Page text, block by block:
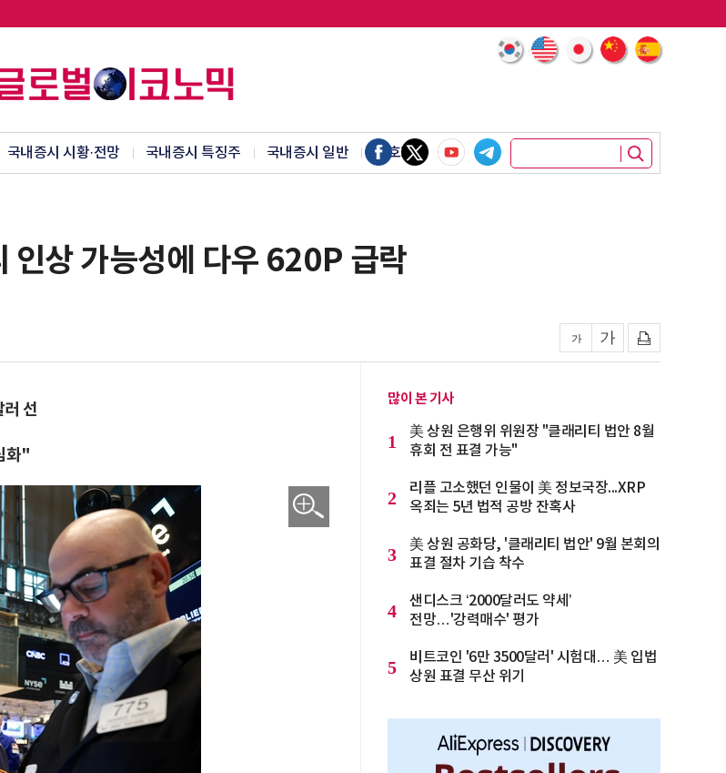
국내증시 시황·전망 국내증시 특징주 국내증시 일반 암호화폐
인상 가능성에 다우 620P 급락
선
화"
많이 본 기사
1
美 상원 은행위 위원장 "클래리티 법안 8월
휴회 전 표결 가능"
2
리플 고소했던 인물이 美 정보국장...XRP
옥죄는 5년 법적 공방 잔혹사
3
美 상원 공화당, '클래리티 법안' 9월 본회의
표결 절차 기습 착수
4
샌디스크 ‘2000달러도 약세’
전망…'강력매수' 평가
5
비트코인 '6만 3500달러' 시험대… 美 입법
상원 표결 무산 위기